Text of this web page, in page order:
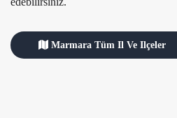
Marmara Tüm Il Ve Ilçeler